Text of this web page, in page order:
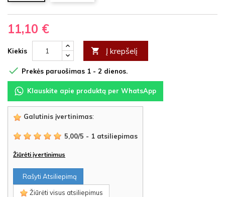
11,10 €
Kiekis  Į krepšelį
 Prekės paruošimas 1 - 2 dienos.
Klauskite apie produktą per WhatsApp
Galutinis įvertinimas:
5,00/5 - 1 atsiliepimas
Žiūrėti įvertinimus
Rašyti Atsiliepimą
Žiūrėti visus atsiliepimus